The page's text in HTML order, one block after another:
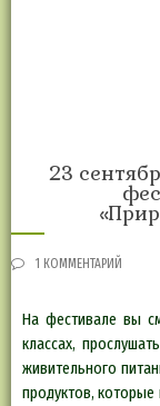
23
1 КОММЕНТАРИЙ
На фестивале вы
классах,
живительного
продуктов,